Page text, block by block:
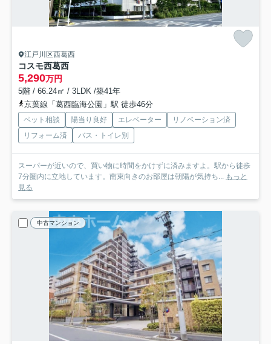
江戸川区西葛西
コスモ西葛西
5,290万円
5階 / 66.24㎡ / 3LDK /築41年
京葉線「葛西臨海公園」駅 徒歩46分
ペット相談 陽当り良好 エレベーター
リノベーション済
リフォーム済
バス・トイレ別
スーパーが近いので、買い物に時間をかけずに済みますよ。駅から徒歩
7分圏内に立地しています。南東向きのお部屋は朝陽が気持ち... もっと
見る
中古マンション